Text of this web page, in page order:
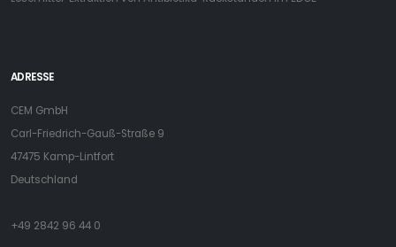
ADRESSE
CEM GmbH
Carl-Friedrich-Gauß-Straße 9
47475 Kamp-Lintfort
Deutschland
+49 2842 96 44 0